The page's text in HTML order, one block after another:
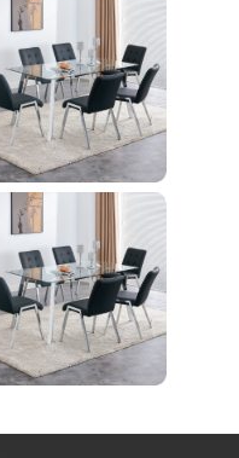
ササイズ ダイエット
旅行 自宅 WBGHS-0
1-R